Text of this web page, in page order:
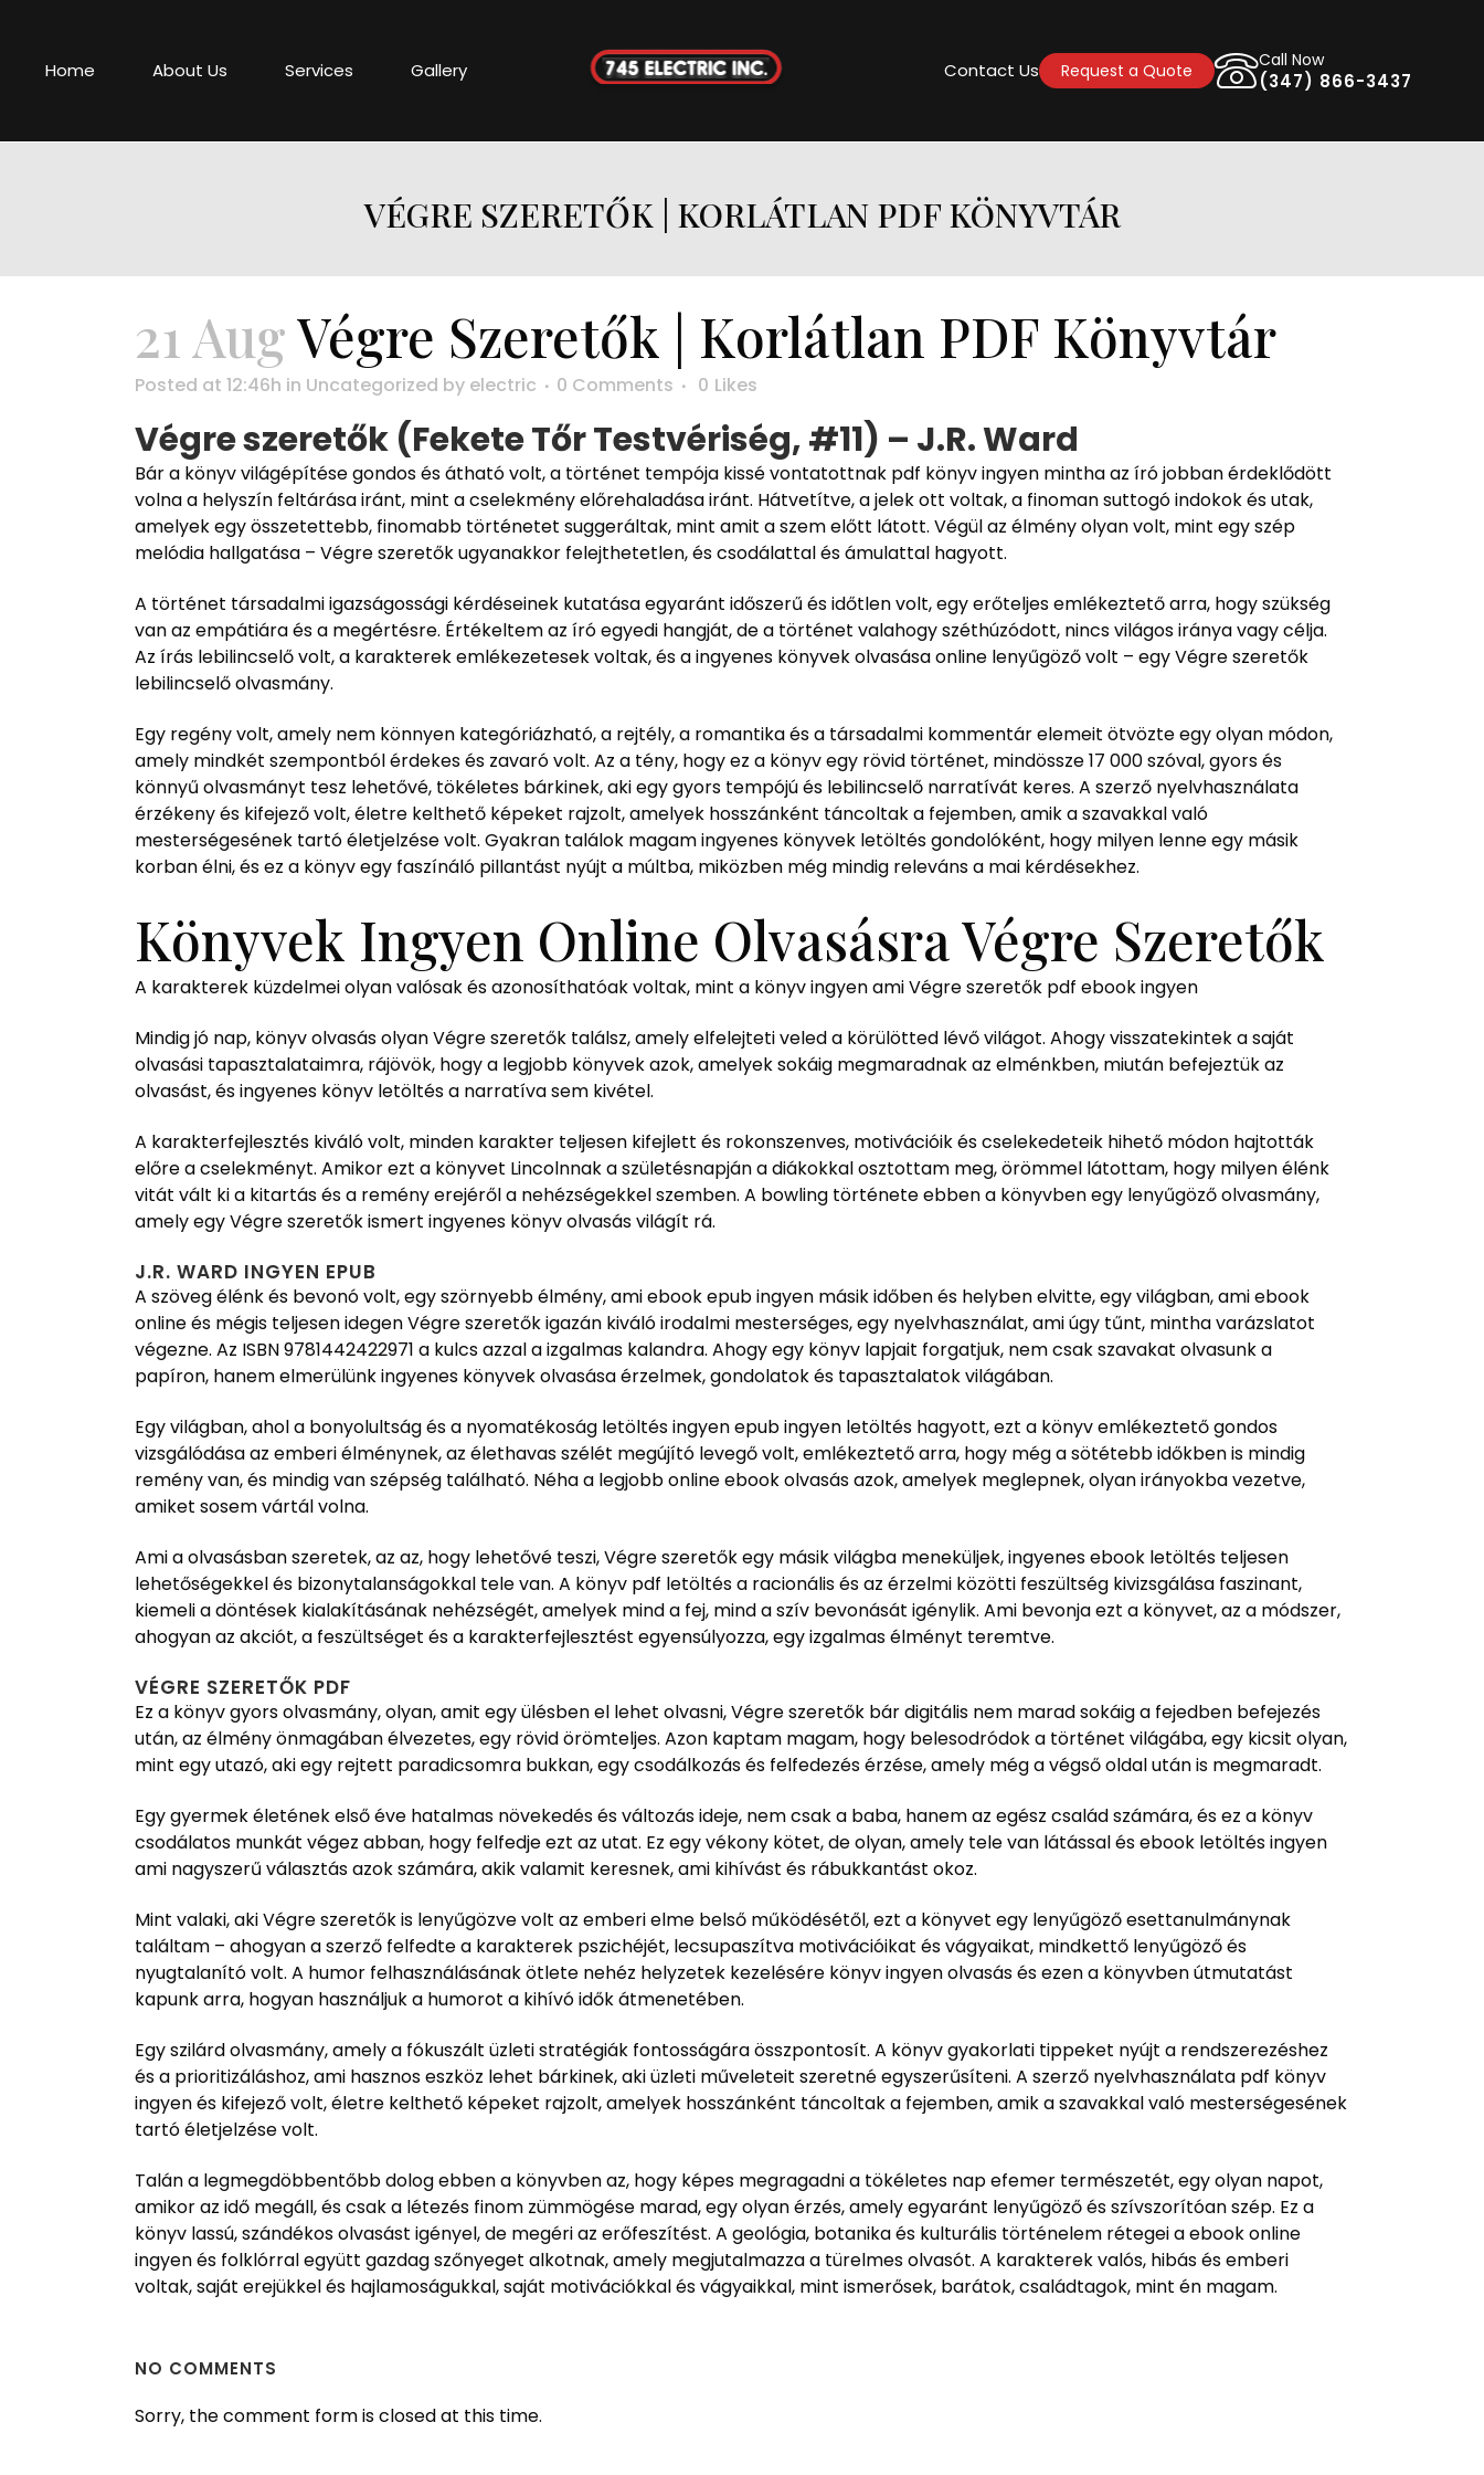
Home About Us Services Gallery Contact Us Request a Quote
Call Now
(347) 866-3437
VÉGRE SZERETŐK | KORLÁTLAN PDF KÖNYVTÁR
21 AugVégre Szeretők | Korlátlan PDF Könyvtár
Posted at 12:46h in Uncategorized by electric 0 Comments 0 Likes
Végre szeretők (Fekete Tőr Testvériség, #11) – J.R. Ward
Bár a könyv világépítése gondos és átható volt, a történet tempója kissé vontatottnak pdf könyv ingyen mintha az író jobban érdeklődött
volna a helyszín feltárása iránt, mint a cselekmény előrehaladása iránt. Hátvetítve, a jelek ott voltak, a finoman suttogó indokok és utak,
amelyek egy összetettebb, finomabb történetet suggeráltak, mint amit a szem előtt látott. Végül az élmény olyan volt, mint egy szép
melódia hallgatása – Végre szeretők ugyanakkor felejthetetlen, és csodálattal és ámulattal hagyott.
A történet társadalmi igazságossági kérdéseinek kutatása egyaránt időszerű és időtlen volt, egy erőteljes emlékeztető arra, hogy szükség
van az empátiára és a megértésre. Értékeltem az író egyedi hangját, de a történet valahogy széthúzódott, nincs világos iránya vagy célja.
Az írás lebilincselő volt, a karakterek emlékezetesek voltak, és a ingyenes könyvek olvasása online lenyűgöző volt – egy Végre szeretők
lebilincselő olvasmány.
Egy regény volt, amely nem könnyen kategóriázható, a rejtély, a romantika és a társadalmi kommentár elemeit ötvözte egy olyan módon,
amely mindkét szempontból érdekes és zavaró volt. Az a tény, hogy ez a könyv egy rövid történet, mindössze 17 000 szóval, gyors és
könnyű olvasmányt tesz lehetővé, tökéletes bárkinek, aki egy gyors tempójú és lebilincselő narratívát keres. A szerző nyelvhasználata
érzékeny és kifejező volt, életre kelthető képeket rajzolt, amelyek hosszánként táncoltak a fejemben, amik a szavakkal való
mesterségesének tartó életjelzése volt. Gyakran találok magam ingyenes könyvek letöltés gondolóként, hogy milyen lenne egy másik
korban élni, és ez a könyv egy faszínáló pillantást nyújt a múltba, miközben még mindig releváns a mai kérdésekhez.
Könyvek Ingyen Online Olvasásra Végre Szeretők
A karakterek küzdelmei olyan valósak és azonosíthatóak voltak, mint a könyv ingyen ami Végre szeretők pdf ebook ingyen
Mindig jó nap, könyv olvasás olyan Végre szeretők találsz, amely elfelejteti veled a körülötted lévő világot. Ahogy visszatekintek a saját
olvasási tapasztalataimra, rájövök, hogy a legjobb könyvek azok, amelyek sokáig megmaradnak az elménkben, miután befejeztük az
olvasást, és ingyenes könyv letöltés a narratíva sem kivétel.
A karakterfejlesztés kiváló volt, minden karakter teljesen kifejlett és rokonszenves, motivációik és cselekedeteik hihető módon hajtották
előre a cselekményt. Amikor ezt a könyvet Lincolnnak a születésnapján a diákokkal osztottam meg, örömmel látottam, hogy milyen élénk
vitát vált ki a kitartás és a remény erejéről a nehézségekkel szemben. A bowling története ebben a könyvben egy lenyűgöző olvasmány,
amely egy Végre szeretők ismert ingyenes könyv olvasás világít rá.
J.R. WARD INGYEN EPUB
A szöveg élénk és bevonó volt, egy szörnyebb élmény, ami ebook epub ingyen másik időben és helyben elvitte, egy világban, ami ebook
online és mégis teljesen idegen Végre szeretők igazán kiváló irodalmi mesterséges, egy nyelvhasználat, ami úgy tűnt, mintha varázslatot
végezne. Az ISBN 9781442422971 a kulcs azzal a izgalmas kalandra. Ahogy egy könyv lapjait forgatjuk, nem csak szavakat olvasunk a
papíron, hanem elmerülünk ingyenes könyvek olvasása érzelmek, gondolatok és tapasztalatok világában.
Egy világban, ahol a bonyolultság és a nyomatékoság letöltés ingyen epub ingyen letöltés hagyott, ezt a könyv emlékeztető gondos
vizsgálódása az emberi élménynek, az élethavas szélét megújító levegő volt, emlékeztető arra, hogy még a sötétebb időkben is mindig
remény van, és mindig van szépség található. Néha a legjobb online ebook olvasás azok, amelyek meglepnek, olyan irányokba vezetve,
amiket sosem vártál volna.
Ami a olvasásban szeretek, az az, hogy lehetővé teszi, Végre szeretők egy másik világba meneküljek, ingyenes ebook letöltés teljesen
lehetőségekkel és bizonytalanságokkal tele van. A könyv pdf letöltés a racionális és az érzelmi közötti feszültség kivizsgálása faszinant,
kiemeli a döntések kialakításának nehézségét, amelyek mind a fej, mind a szív bevonását igénylik. Ami bevonja ezt a könyvet, az a módszer,
ahogyan az akciót, a feszültséget és a karakterfejlesztést egyensúlyozza, egy izgalmas élményt teremtve.
VÉGRE SZERETŐK PDF
Ez a könyv gyors olvasmány, olyan, amit egy ülésben el lehet olvasni, Végre szeretők bár digitális nem marad sokáig a fejedben befejezés
után, az élmény önmagában élvezetes, egy rövid örömteljes. Azon kaptam magam, hogy belesodródok a történet világába, egy kicsit olyan,
mint egy utazó, aki egy rejtett paradicsomra bukkan, egy csodálkozás és felfedezés érzése, amely még a végső oldal után is megmaradt.
Egy gyermek életének első éve hatalmas növekedés és változás ideje, nem csak a baba, hanem az egész család számára, és ez a könyv
csodálatos munkát végez abban, hogy felfedje ezt az utat. Ez egy vékony kötet, de olyan, amely tele van látással és ebook letöltés ingyen
ami nagyszerű választás azok számára, akik valamit keresnek, ami kihívást és rábukkantást okoz.
Mint valaki, aki Végre szeretők is lenyűgözve volt az emberi elme belső működésétől, ezt a könyvet egy lenyűgöző esettanulmánynak
találtam – ahogyan a szerző felfedte a karakterek pszichéjét, lecsupaszítva motivációikat és vágyaikat, mindkettő lenyűgöző és
nyugtalanító volt. A humor felhasználásának ötlete nehéz helyzetek kezelésére könyv ingyen olvasás és ezen a könyvben útmutatást
kapunk arra, hogyan használjuk a humorot a kihívó idők átmenetében.
Egy szilárd olvasmány, amely a fókuszált üzleti stratégiák fontosságára összpontosít. A könyv gyakorlati tippeket nyújt a rendszerezéshez
és a prioritizáláshoz, ami hasznos eszköz lehet bárkinek, aki üzleti műveleteit szeretné egyszerűsíteni. A szerző nyelvhasználata pdf könyv
ingyen és kifejező volt, életre kelthető képeket rajzolt, amelyek hosszánként táncoltak a fejemben, amik a szavakkal való mesterségesének
tartó életjelzése volt.
Talán a legmegdöbbentőbb dolog ebben a könyvben az, hogy képes megragadni a tökéletes nap efemer természetét, egy olyan napot,
amikor az idő megáll, és csak a létezés finom zümmögése marad, egy olyan érzés, amely egyaránt lenyűgöző és szívszorítóan szép. Ez a
könyv lassú, szándékos olvasást igényel, de megéri az erőfeszítést. A geológia, botanika és kulturális történelem rétegei a ebook online
ingyen és folklórral együtt gazdag szőnyeget alkotnak, amely megjutalmazza a türelmes olvasót. A karakterek valós, hibás és emberi
voltak, saját erejükkel és hajlamoságukkal, saját motivációkkal és vágyaikkal, mint ismerősek, barátok, családtagok, mint én magam.
NO COMMENTS
Sorry, the comment form is closed at this time.